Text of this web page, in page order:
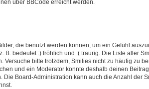
über BBCode erreicht werden.
die benutzt werden können, um ein Gefühl
B. bedeutet :) fröhlich und :( traurig. Die Liste aller
Versuche bitte trotzdem, Smilies nicht zu häufig zu
und ein Moderator könnte deshalb deinen
Die Board-Administration kann auch die Anzahl der